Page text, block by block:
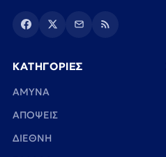
ΚΑΤΗΓΟΡΙΕΣ
ΑΜΥΝΑ
ΑΠΟΨΕΙΣ
ΔΙΕΘΝΗ